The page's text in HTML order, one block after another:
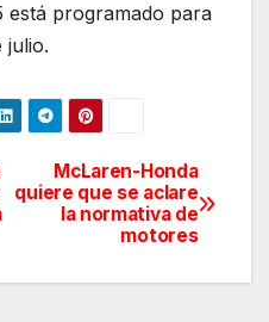
está programado para
julio.
McLaren-Honda
quiere que se aclare
la normativa de
motores